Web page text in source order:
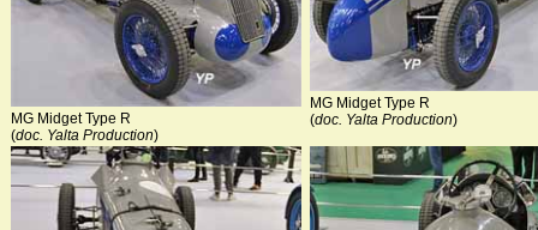
MG Midget Type R
(doc. Yalta Production)
MG Midget Type R
(doc. Yalta Production)